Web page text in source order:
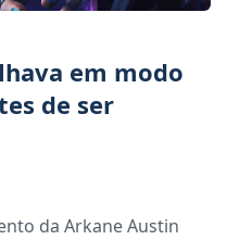
em modo
de ser
da Arkane Austin